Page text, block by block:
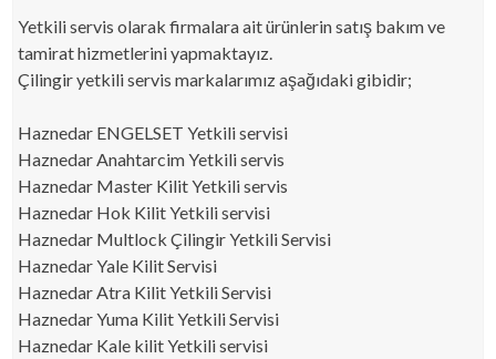
Yetkili servis olarak firmalara ait ürünlerin satış bakım ve
tamirat hizmetlerini yapmaktayız.
Çilingir yetkili servis markalarımız aşağıdaki gibidir;
Haznedar ENGELSET Yetkili servisi
Haznedar Anahtarcim Yetkili servis
Haznedar Master Kilit Yetkili servis
Haznedar Hok Kilit Yetkili servisi
Haznedar Multlock Çilingir Yetkili Servisi
Haznedar Yale Kilit Servisi
Haznedar Atra Kilit Yetkili Servisi
Haznedar Yuma Kilit Yetkili Servisi
Haznedar Kale kilit Yetkili servisi